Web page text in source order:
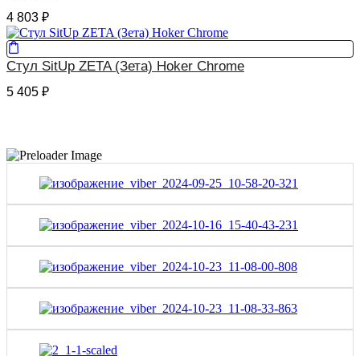
4 803 ₽
Стул SitUp ZETA (Зета) Hoker Chrome
5 405 ₽